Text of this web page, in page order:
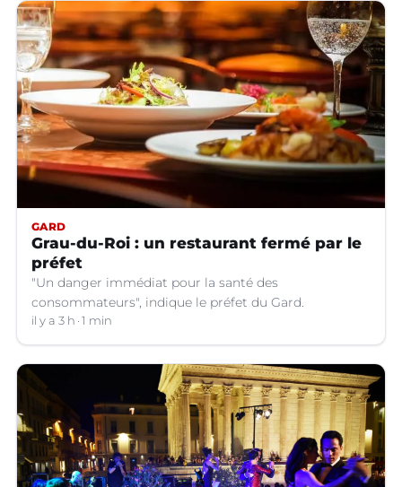
GARD
Grau-du-Roi : un restaurant fermé par le
préfet
"Un danger immédiat pour la santé des
consommateurs", indique le préfet du Gard.
il y a 3 h 1 min